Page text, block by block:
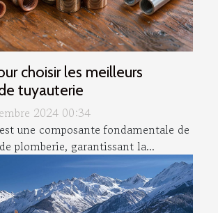
choisir les meilleurs
tuyauterie
2024 00:34
une composante fondamentale de
plomberie, garantissant la...